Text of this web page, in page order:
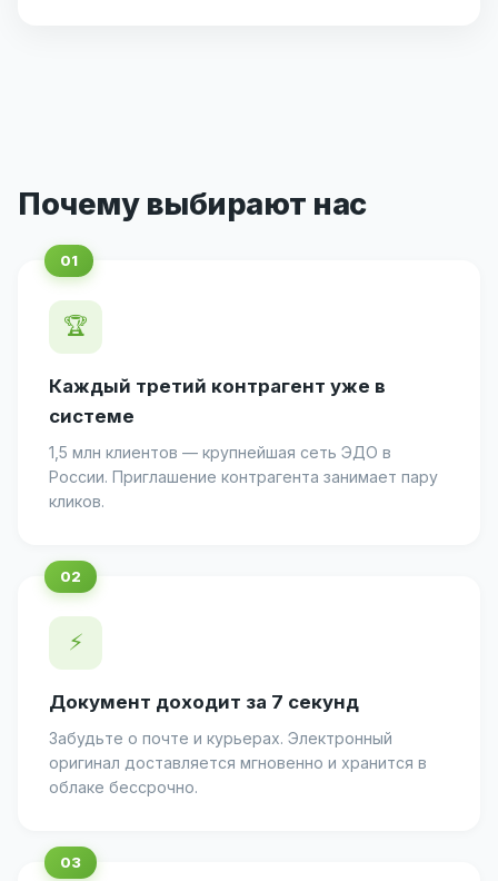
Почему выбирают нас
🏆
Каждый третий контрагент уже в
системе
1,5 млн клиентов — крупнейшая сеть ЭДО в
России. Приглашение контрагента занимает пару
кликов.
⚡
Документ доходит за 7 секунд
Забудьте о почте и курьерах. Электронный
оригинал доставляется мгновенно и хранится в
облаке бессрочно.